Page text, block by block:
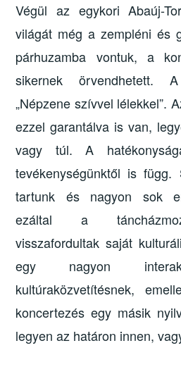
Végül az egykori Abaúj-
világát még a zempléni és
párhuzamba vontuk, a
sikernek örvendhetett.
„Népzene szívvel lélekkel”.
ezzel garantálva is van,
vagy túl. A
tevékenységünktől is
tartunk és nagyon sok
ezáltal a
visszafordultak saját
egy nagyon
kultúraközvetítésnek,
koncertezés egy másik
legyen az határon innen,